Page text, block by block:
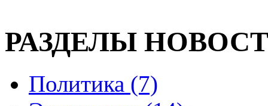
РАЗДЕЛЫ
Политика (7)